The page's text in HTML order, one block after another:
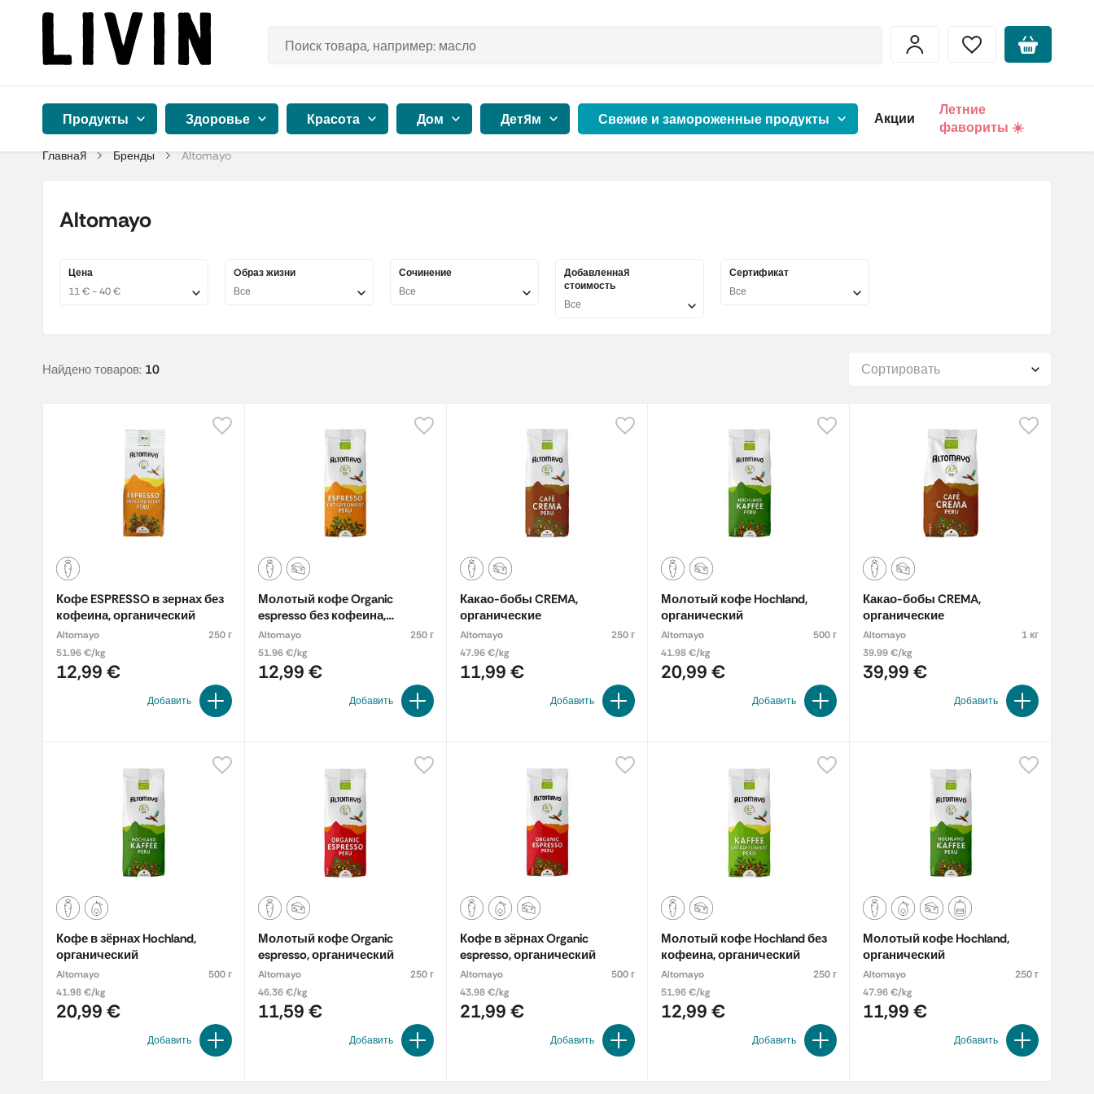
Продукты Здоровье Красота Дом Детям Свежие и замороженные продукты Акции
Летние
фавориты ☀️
Главная Бренды Altomayo
Altomayo
Цена
11 € - 40 €
Oбраз жизни
Все
Сочинение
Все
Добавленная
стоимость
Все
Сертификат
Все
Найдено товаров: 10 Сортировать
Кофе ESPRESSO в зернах без
кофеина, органический
Altomayo
250 г
51.96 €/kg
12,99 €
Добавить
Молотый кофе Organic
espresso без кофеина,
органический
Altomayo
250 г
51.96 €/kg
12,99 €
Добавить
Какао-бобы CREMA,
органические
Altomayo
250 г
47.96 €/kg
11,99 €
Добавить
Молотый кофе Hochland,
органический
Altomayo
500 г
41.98 €/kg
20,99 €
Добавить
Какао-бобы CREMA,
органические
Altomayo
1 кг
39.99 €/kg
39,99 €
Добавить
Кофе в зёрнах Hochland,
органический
Altomayo
500 г
41.98 €/kg
20,99 €
Добавить
Молотый кофе Organic
espresso, органический
Altomayo
250 г
46.36 €/kg
11,59 €
Добавить
Кофе в зёрнах Organic
espresso, органический
Altomayo
500 г
43.98 €/kg
21,99 €
Добавить
Молотый кофе Hochland без
кофеина, органический
Altomayo
250 г
51.96 €/kg
12,99 €
Добавить
Молотый кофе Hochland,
органический
Altomayo
250 г
47.96 €/kg
11,99 €
Добавить